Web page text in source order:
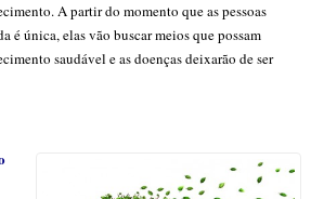
A partir do momento que as pessoas
é única, elas vão buscar meios que possam
saudável e as doenças deixarão de ser